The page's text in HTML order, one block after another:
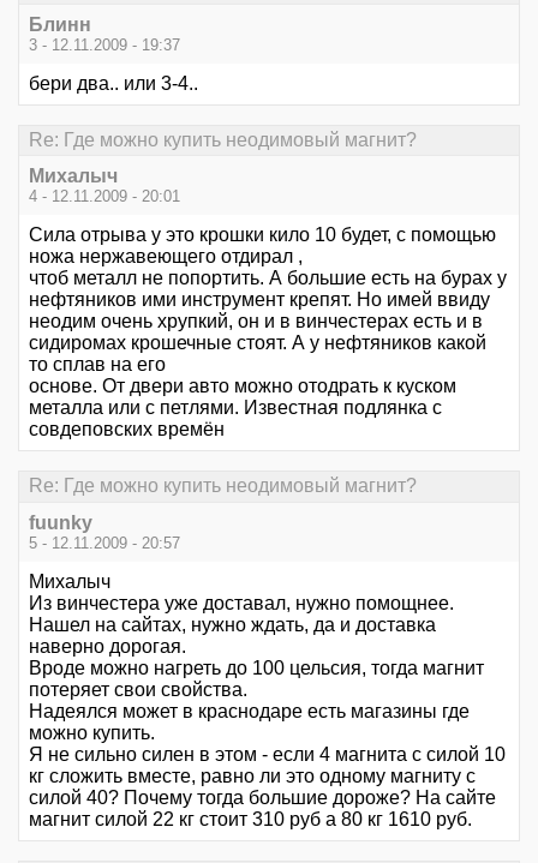
Блинн
3 - 12.11.2009 - 19:37
бери два.. или 3-4..
Re: Где можно купить неодимовый магнит?
Михалыч
4 - 12.11.2009 - 20:01
Сила отрыва у это крошки кило 10 будет, с помощью
ножа нержавеющего отдирал ,
чтоб металл не попортить. А большие есть на бурах у
нефтяников ими инструмент крепят. Но имей ввиду
неодим очень хрупкий, он и в винчестерах есть и в
сидиромах крошечные стоят. А у нефтяников какой
то сплав на его
основе. От двери авто можно отодрать к куском
металла или с петлями. Известная подлянка с
совдеповских времён
Re: Где можно купить неодимовый магнит?
fuunky
5 - 12.11.2009 - 20:57
Михалыч
Из винчестера уже доставал, нужно помощнее.
Нашел на сайтах, нужно ждать, да и доставка
наверно дорогая.
Вроде можно нагреть до 100 цельсия, тогда магнит
потеряет свои свойства.
Надеялся может в краснодаре есть магазины где
можно купить.
Я не сильно силен в этом - если 4 магнита с силой 10
кг сложить вместе, равно ли это одному магниту с
силой 40? Почему тогда большие дороже? На сайте
магнит силой 22 кг стоит 310 руб а 80 кг 1610 руб.